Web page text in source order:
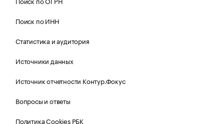
Поиск по ИНН
Статистика и аудитория
Источники данных
Источник отчетности Контур.Фокус
Вопросы и ответы
Политика Cookies РБК